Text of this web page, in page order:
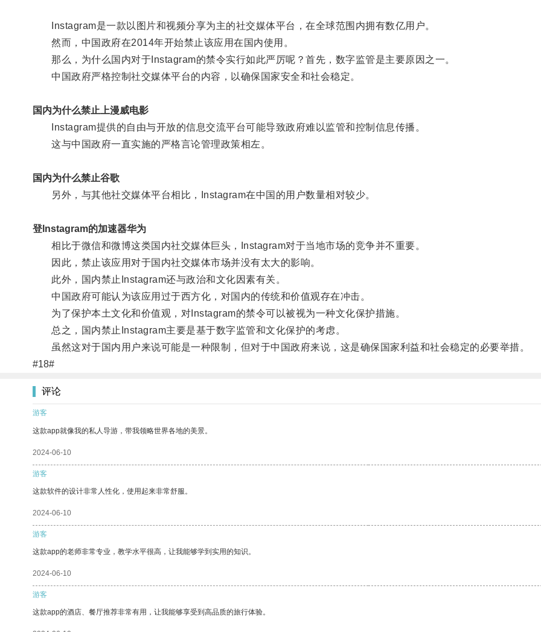
Instagram是一款以图片和视频分享为主的社交媒体平台，在全球范围内拥有数亿用户。
然而，中国政府在2014年开始禁止该应用在国内使用。
那么，为什么国内对于Instagram的禁令实行如此严厉呢？首先，数字监管是主要原因之一。
中国政府严格控制社交媒体平台的内容，以确保国家安全和社会稳定。
国内为什么禁止上漫威电影
Instagram提供的自由与开放的信息交流平台可能导致政府难以监管和控制信息传播。
这与中国政府一直实施的严格言论管理政策相左。
国内为什么禁止谷歌
另外，与其他社交媒体平台相比，Instagram在中国的用户数量相对较少。
登lnstagram的加速器华为
相比于微信和微博这类国内社交媒体巨头，Instagram对于当地市场的竞争并不重要。
因此，禁止该应用对于国内社交媒体市场并没有太大的影响。
此外，国内禁止Instagram还与政治和文化因素有关。
中国政府可能认为该应用过于西方化，对国内的传统和价值观存在冲击。
为了保护本土文化和价值观，对Instagram的禁令可以被视为一种文化保护措施。
总之，国内禁止Instagram主要是基于数字监管和文化保护的考虑。
虽然这对于国内用户来说可能是一种限制，但对于中国政府来说，这是确保国家利益和社会稳定的必要举措。
#18#
评论
游客
这款app就像我的私人导游，带我领略世界各地的美景。
2024-06-10
游客
这款软件的设计非常人性化，使用起来非常舒服。
2024-06-10
游客
这款app的老师非常专业，教学水平很高，让我能够学到实用的知识。
2024-06-10
游客
这款app的酒店、餐厅推荐非常有用，让我能够享受到高品质的旅行体验。